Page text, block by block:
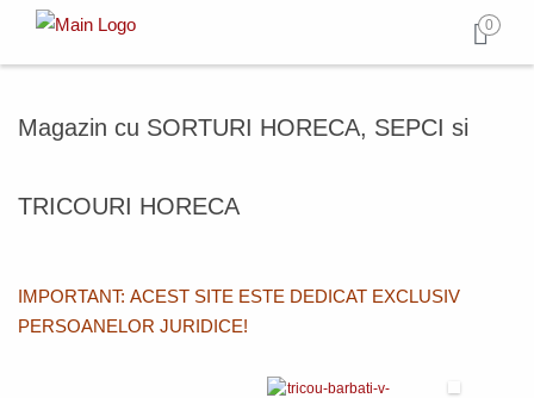
0
Magazin cu SORTURI HORECA, SEPCI si
TRICOURI HORECA
IMPORTANT: ACEST SITE ESTE DEDICAT EXCLUSIV
PERSOANELOR JURIDICE!